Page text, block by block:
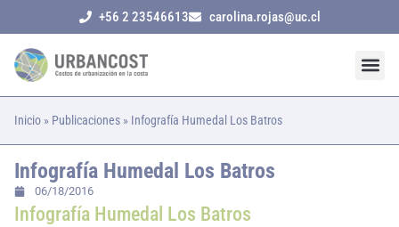
+56 2 23546613 carolina.rojas@uc.cl
Inicio » Publicaciones » Infografía Humedal Los Batros
Infografía Humedal Los Batros
06/18/2016
Infografía Humedal Los Batros